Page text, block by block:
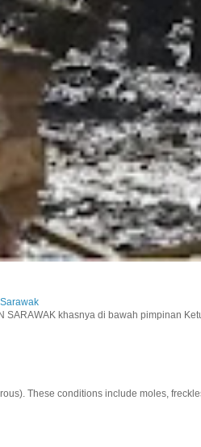
SARAWAK khasnya di bawah pimpinan
These conditions include moles,